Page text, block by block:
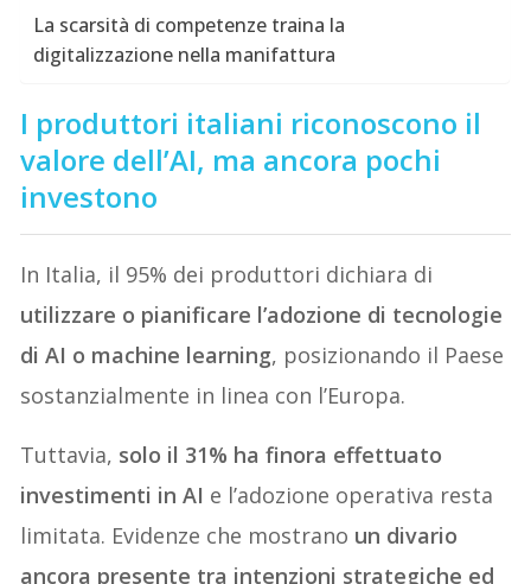
La scarsità di competenze traina la
digitalizzazione nella manifattura
I produttori italiani riconoscono il
valore dell’AI, ma ancora pochi
investono
In Italia, il 95% dei produttori dichiara di
utilizzare o pianificare l’adozione di tecnologie
di AI o machine learning, posizionando il Paese
sostanzialmente in linea con l’Europa.
Tuttavia, solo il 31% ha finora effettuato
investimenti in AI e l’adozione operativa resta
limitata. Evidenze che mostrano un divario
ancora presente tra intenzioni strategiche ed